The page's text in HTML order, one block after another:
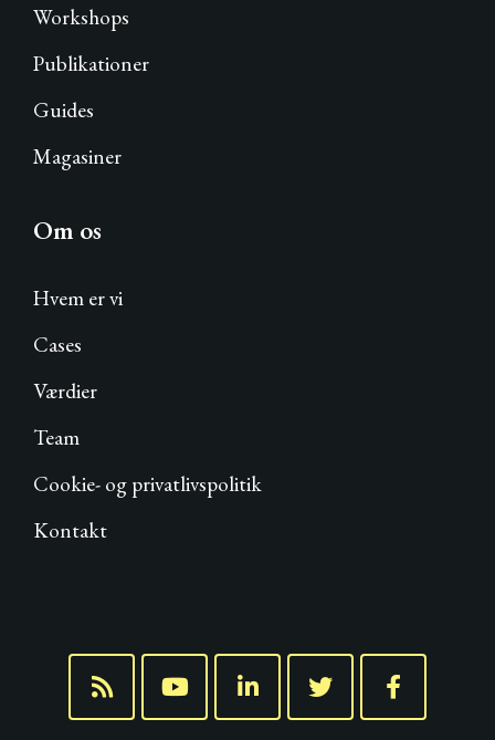
Workshops
Publikationer
Guides
Magasiner
Om os
Hvem er vi
Cases
Værdier
Team
Cookie- og privatlivspolitik
Kontakt